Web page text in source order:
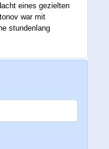
eines gezielten
war mit
stundenlang